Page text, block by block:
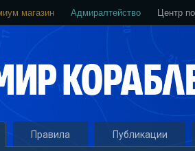
магазин Адмиралтейство Центр
Правила Публикации